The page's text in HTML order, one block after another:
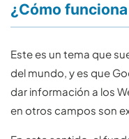
¿Cómo
Este es un tema que
del mundo, y es que
dar información a los
en otros campos son